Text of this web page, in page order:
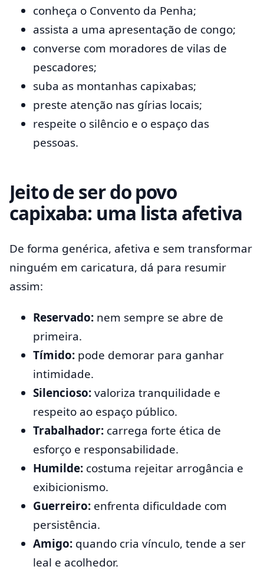
conheça o Convento da Penha;
assista a uma apresentação de congo;
converse com moradores de vilas de
pescadores;
suba as montanhas capixabas;
preste atenção nas gírias locais;
respeite o silêncio e o espaço das
pessoas.
Jeito de ser do povo
capixaba: uma lista afetiva
De forma genérica, afetiva e sem transformar
ninguém em caricatura, dá para resumir
assim:
Reservado: nem sempre se abre de
primeira.
Tímido: pode demorar para ganhar
intimidade.
Silencioso:valoriza tranquilidade e
respeito ao espaço público.
Trabalhador: carrega forte ética de
esforço e responsabilidade.
Humilde: costuma rejeitar arrogância e
exibicionismo.
Guerreiro: enfrenta dificuldade com
persistência.
Amigo: quando cria vínculo, tende a ser
leal e acolhedor.